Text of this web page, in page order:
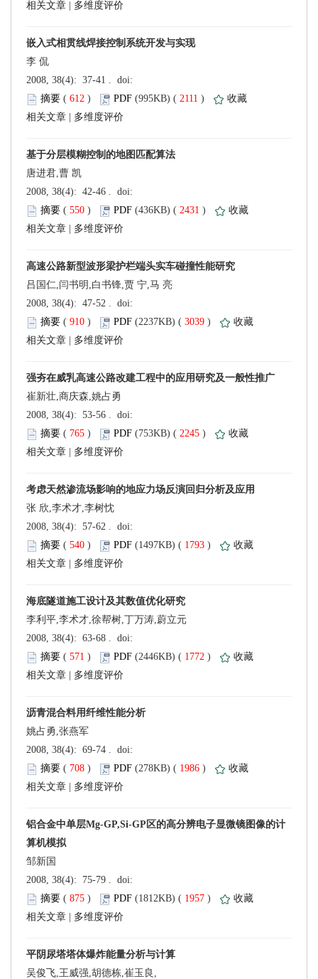
李 侃
( ) 2111 )
唐进君,曹 凯
( ) 2431 )
吕国仁,闫书明,白书锋,贾 宁,马 亮
( ) 3039 )
崔新壮,商庆森,姚占勇
( ) 2245 )
张 欣,李术才,李树忱
( ) 1793 )
李利平,李术才,徐帮树,丁万涛,蔚立元
( ) 1772 )
姚占勇,张燕军
( ) 1986 )
邹新国
( ) 1957 )
吴俊飞,王威强,胡德栋,崔玉良,